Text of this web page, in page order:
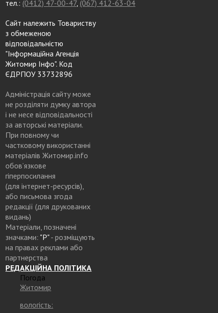
тел.: (0412) 47-00-47, (067) 412-63-04
Сайт належить Товариству
з обмеженою
відповідальністю
"Інформаційна Агенція
Житомир Інфо". Код
ЄДРПОУ 33732896
Адміністрація сайту може
не розділяти думку автора
і не несе відповідальності
за авторські матеріали.
При повному чи
частковому використанні
матеріалів Житомир.info
обов’язкове
гіперпосилання
(для інтернет-ресурсів),
або письмова згода
редакції (для друкованих
видань)
Матеріали, позначені
значками: "Р"- розміщують
на правах реклами або
партнерства
РЕДАКЦІЙНА ПОЛІТИКА
Погода
Житомир
вологість: